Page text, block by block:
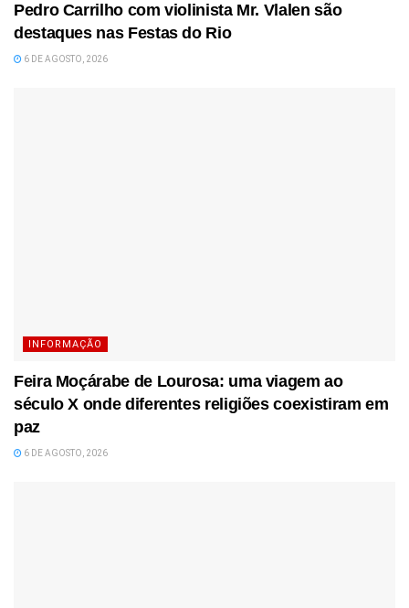
Pedro Carrilho com violinista Mr. Vlalen são
destaques nas Festas do Rio
6 DE AGOSTO, 2026
INFORMAÇÃO
Feira Moçárabe de Lourosa: uma viagem ao
século X onde diferentes religiões coexistiram em
paz
6 DE AGOSTO, 2026